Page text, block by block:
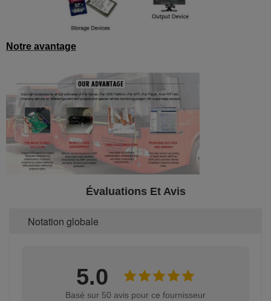
Notre avantage
Évaluations Et Avis
Notation globale
5.0
Basé sur 50 avis pour ce fournisseur